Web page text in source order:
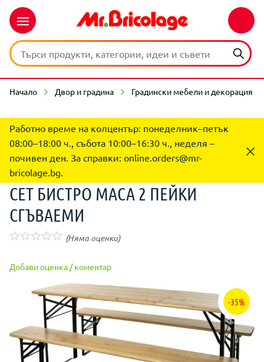
Начало Двор и градина Градински мебели и декорация
Работно време на колцентър: понеделник–петък
08:00–18:00 ч., събота 10:00–16:30 ч., неделя –
почивен ден. За справки: online.orders@mr-
bricolage.bg.
СЕТ БИСТРО МАСА 2 ПЕЙКИ
СГЪВАЕМИ
(Няма оценки)
Добави оценка / коментар
-35%